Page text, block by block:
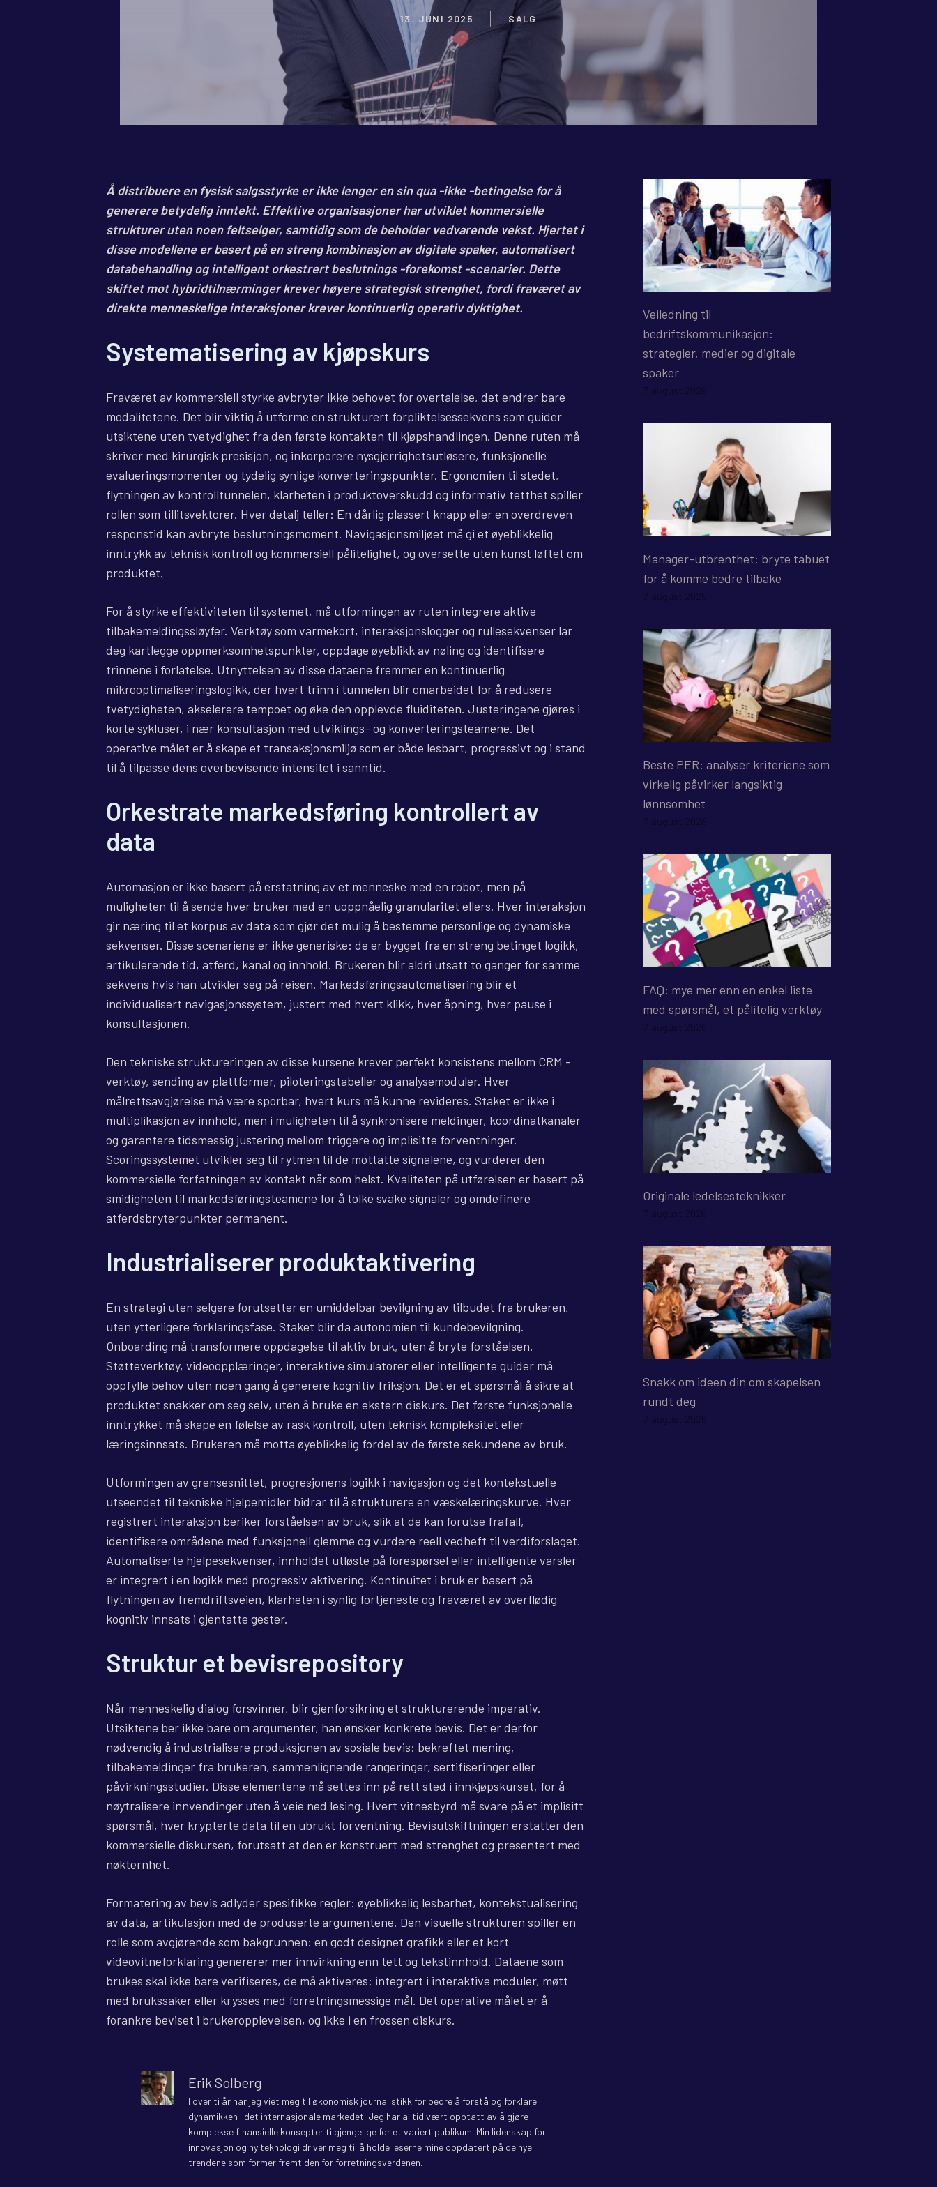
13. JUNI 2025 SALG
Å distribuere en fysisk salgsstyrke er ikke lenger en sin qua -ikke -betingelse for å
generere betydelig inntekt. Effektive organisasjoner har utviklet kommersielle
strukturer uten noen feltselger, samtidig som de beholder vedvarende vekst. Hjertet i
disse modellene er basert på en streng kombinasjon av digitale spaker, automatisert
databehandling og intelligent orkestrert beslutnings -forekomst -scenarier. Dette
skiftet mot hybridtilnærminger krever høyere strategisk strenghet, fordi fraværet av
direkte menneskelige interaksjoner krever kontinuerlig operativ dyktighet.
Systematisering av kjøpskurs
Fraværet av kommersiell styrke avbryter ikke behovet for overtalelse, det endrer bare
modalitetene. Det blir viktig å utforme en strukturert forpliktelsessekvens som guider
utsiktene uten tvetydighet fra den første kontakten til kjøpshandlingen. Denne ruten må
skriver med kirurgisk presisjon, og inkorporere nysgjerrighetsutløsere, funksjonelle
evalueringsmomenter og tydelig synlige konverteringspunkter. Ergonomien til stedet,
flytningen av kontrolltunnelen, klarheten i produktoverskudd og informativ tetthet spiller
rollen som tillitsvektorer. Hver detalj teller: En dårlig plassert knapp eller en overdreven
responstid kan avbryte beslutningsmoment. Navigasjonsmiljøet må gi et øyeblikkelig
inntrykk av teknisk kontroll og kommersiell pålitelighet, og oversette uten kunst løftet om
produktet.
For å styrke effektiviteten til systemet, må utformingen av ruten integrere aktive
tilbakemeldingssløyfer. Verktøy som varmekort, interaksjonslogger og rullesekvenser lar
deg kartlegge oppmerksomhetspunkter, oppdage øyeblikk av nøling og identifisere
trinnene i forlatelse. Utnyttelsen av disse dataene fremmer en kontinuerlig
mikrooptimaliseringslogikk, der hvert trinn i tunnelen blir omarbeidet for å redusere
tvetydigheten, akselerere tempoet og øke den opplevde fluiditeten. Justeringene gjøres i
korte sykluser, i nær konsultasjon med utviklings- og konverteringsteamene. Det
operative målet er å skape et transaksjonsmiljø som er både lesbart, progressivt og i stand
til å tilpasse dens overbevisende intensitet i sanntid.
Orkestrate markedsføring kontrollert av
data
Automasjon er ikke basert på erstatning av et menneske med en robot, men på
muligheten til å sende hver bruker med en uoppnåelig granularitet ellers. Hver interaksjon
gir næring til et korpus av data som gjør det mulig å bestemme personlige og dynamiske
sekvenser. Disse scenariene er ikke generiske: de er bygget fra en streng betinget logikk,
artikulerende tid, atferd, kanal og innhold. Brukeren blir aldri utsatt to ganger for samme
sekvens hvis han utvikler seg på reisen. Markedsføringsautomatisering blir et
individualisert navigasjonssystem, justert med hvert klikk, hver åpning, hver pause i
konsultasjonen.
Den tekniske struktureringen av disse kursene krever perfekt konsistens mellom CRM -
verktøy, sending av plattformer, piloteringstabeller og analysemoduler. Hver
målrettsavgjørelse må være sporbar, hvert kurs må kunne revideres. Staket er ikke i
multiplikasjon av innhold, men i muligheten til å synkronisere meldinger, koordinatkanaler
og garantere tidsmessig justering mellom triggere og implisitte forventninger.
Scoringssystemet utvikler seg til rytmen til de mottatte signalene, og vurderer den
kommersielle forfatningen av kontakt når som helst. Kvaliteten på utførelsen er basert på
smidigheten til markedsføringsteamene for å tolke svake signaler og omdefinere
atferdsbryterpunkter permanent.
Industrialiserer produktaktivering
En strategi uten selgere forutsetter en umiddelbar bevilgning av tilbudet fra brukeren,
uten ytterligere forklaringsfase. Staket blir da autonomien til kundebevilgning.
Onboarding må transformere oppdagelse til aktiv bruk, uten å bryte forståelsen.
Støtteverktøy, videoopplæringer, interaktive simulatorer eller intelligente guider må
oppfylle behov uten noen gang å generere kognitiv friksjon. Det er et spørsmål å sikre at
produktet snakker om seg selv, uten å bruke en ekstern diskurs. Det første funksjonelle
inntrykket må skape en følelse av rask kontroll, uten teknisk kompleksitet eller
læringsinnsats. Brukeren må motta øyeblikkelig fordel av de første sekundene av bruk.
Utformingen av grensesnittet, progresjonens logikk i navigasjon og det kontekstuelle
utseendet til tekniske hjelpemidler bidrar til å strukturere en væskelæringskurve. Hver
registrert interaksjon beriker forståelsen av bruk, slik at de kan forutse frafall,
identifisere områdene med funksjonell glemme og vurdere reell vedheft til verdiforslaget.
Automatiserte hjelpesekvenser, innholdet utløste på forespørsel eller intelligente varsler
er integrert i en logikk med progressiv aktivering. Kontinuitet i bruk er basert på
flytningen av fremdriftsveien, klarheten i synlig fortjeneste og fraværet av overflødig
kognitiv innsats i gjentatte gester.
Struktur et bevisrepository
Når menneskelig dialog forsvinner, blir gjenforsikring et strukturerende imperativ.
Utsiktene ber ikke bare om argumenter, han ønsker konkrete bevis. Det er derfor
nødvendig å industrialisere produksjonen av sosiale bevis: bekreftet mening,
tilbakemeldinger fra brukeren, sammenlignende rangeringer, sertifiseringer eller
påvirkningsstudier. Disse elementene må settes inn på rett sted i innkjøpskurset, for å
nøytralisere innvendinger uten å veie ned lesing. Hvert vitnesbyrd må svare på et implisitt
spørsmål, hver krypterte data til en ubrukt forventning. Bevisutskiftningen erstatter den
kommersielle diskursen, forutsatt at den er konstruert med strenghet og presentert med
nøkternhet.
Formatering av bevis adlyder spesifikke regler: øyeblikkelig lesbarhet, kontekstualisering
av data, artikulasjon med de produserte argumentene. Den visuelle strukturen spiller en
rolle som avgjørende som bakgrunnen: en godt designet grafikk eller et kort
videovitneforklaring genererer mer innvirkning enn tett og tekstinnhold. Dataene som
brukes skal ikke bare verifiseres, de må aktiveres: integrert i interaktive moduler, møtt
med brukssaker eller krysses med forretningsmessige mål. Det operative målet er å
forankre beviset i brukeropplevelsen, og ikke i en frossen diskurs.
Erik Solberg
I over ti år har jeg viet meg til økonomisk journalistikk for bedre å forstå og forklare
dynamikken i det internasjonale markedet. Jeg har alltid vært opptatt av å gjøre
komplekse finansielle konsepter tilgjengelige for et variert publikum. Min lidenskap for
innovasjon og ny teknologi driver meg til å holde leserne mine oppdatert på de nye
trendene som former fremtiden for forretningsverdenen.
Veiledning til
bedriftskommunikasjon:
strategier, medier og digitale
spaker
7. august 2026
Manager-utbrenthet: bryte tabuet
for å komme bedre tilbake
7. august 2026
Beste PER: analyser kriteriene som
virkelig påvirker langsiktig
lønnsomhet
7. august 2026
FAQ: mye mer enn en enkel liste
med spørsmål, et pålitelig verktøy
7. august 2026
Originale ledelsesteknikker
7. august 2026
Snakk om ideen din om skapelsen
rundt deg
7. august 2026